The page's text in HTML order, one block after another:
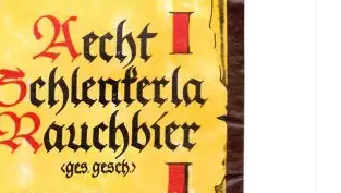
disponibles :